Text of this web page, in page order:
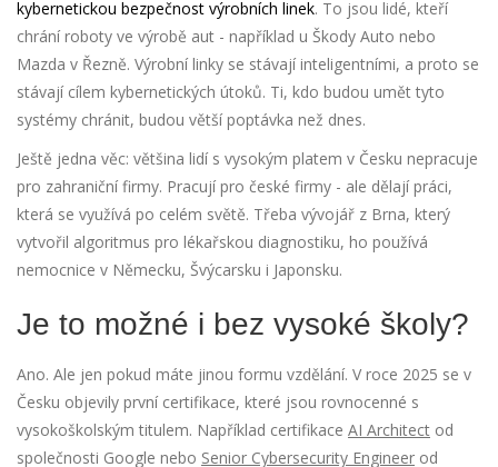
kybernetickou bezpečnost výrobních linek. To jsou lidé, kteří
chrání roboty ve výrobě aut - například u Škody Auto nebo
Mazda v Řezně. Výrobní linky se stávají inteligentními, a proto se
stávají cílem kybernetických útoků. Ti, kdo budou umět tyto
systémy chránit, budou větší poptávka než dnes.
Ještě jedna věc: většina lidí s vysokým platem v Česku nepracuje
pro zahraniční firmy. Pracují pro české firmy - ale dělají práci,
která se využívá po celém světě. Třeba vývojář z Brna, který
vytvořil algoritmus pro lékařskou diagnostiku, ho používá
nemocnice v Německu, Švýcarsku i Japonsku.
Je to možné i bez vysoké školy?
Ano. Ale jen pokud máte jinou formu vzdělání. V roce 2025 se v
Česku objevily první certifikace, které jsou rovnocenné s
vysokoškolským titulem. Například certifikace AI Architect od
společnosti Google nebo Senior Cybersecurity Engineer od